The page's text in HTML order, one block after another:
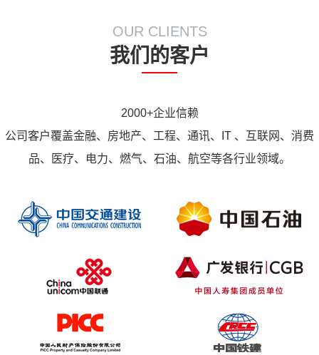
OUR CLIENTS
我们的客户
2000+企业信赖
公司客户覆盖金融、房地产、工程、通讯、IT 、互联网、消费
品、医疗、电力、燃气、石油、航空等各行业领域。